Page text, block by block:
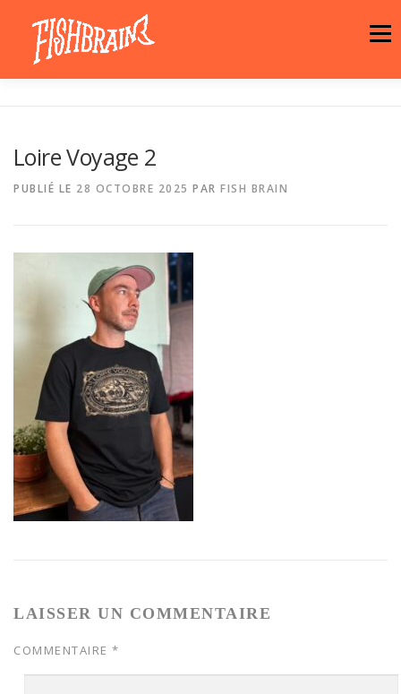
contenu
Menu
LA BOUTIQUE
Loire Voyage 2
PUBLIÉ LE 28 OCTOBRE 2025 PAR FISH BRAIN
LAISSER UN COMMENTAIRE
COMMENTAIRE *